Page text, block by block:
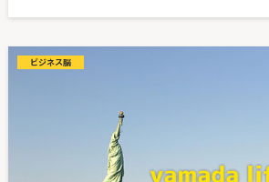
ビジネス脳